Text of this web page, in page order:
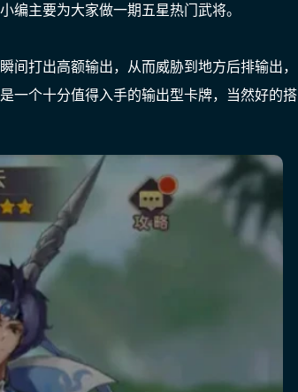
编主要为大家做一期五星热门武将。
打出高额输出，从而威胁到地方后排输出，
一个十分值得入手的输出型卡牌，当然好的搭